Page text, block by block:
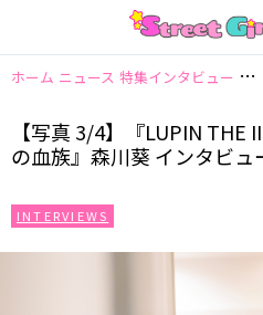
ホーム ニュース 特集インタビュー 【
【写真 3/4】『LUPIN THE
の血族』森川葵 インタビュ
INTERVIEWS